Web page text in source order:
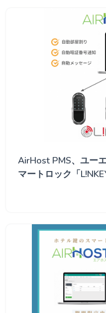
AirHost PMS、ユー
マートロック「